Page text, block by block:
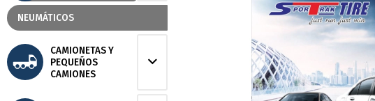
NEUMÁTICOS
CAMIONETAS Y
PEQUEÑOS
CAMIONES